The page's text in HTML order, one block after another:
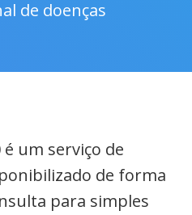
de doenças
um serviço de
de forma
para simples